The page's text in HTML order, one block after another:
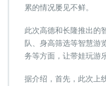
累的情况屡见不鲜。
此次高德和长隆推出的
队、身高筛选等智慧游
务等方面，让带娃玩游
据介绍，首先，此次上